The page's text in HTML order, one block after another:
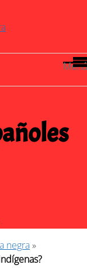
Menú
negra»